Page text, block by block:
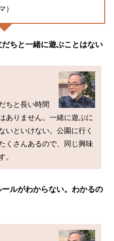
）
ちと一緒に遊ぶことはない
ちと長い時間
ありません。一緒に遊ぶに
いといけない。公園に行く
くさんあるので、同じ興味
ルがわからない。わかるの